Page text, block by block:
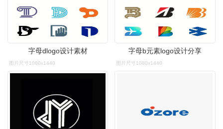
字母dlogo设计素材
图片尺寸1080x1440
字母b元素logo设计分享
图片尺寸1080x1440